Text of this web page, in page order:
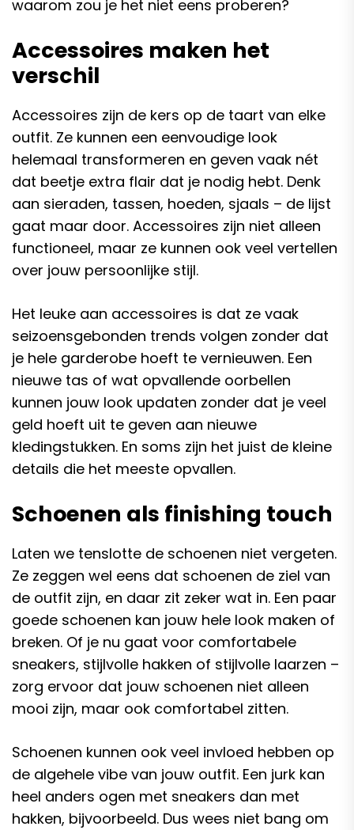
waarom zou je het niet eens proberen?
Accessoires maken het
verschil
Accessoires zijn de kers op de taart van elke
outfit. Ze kunnen een eenvoudige look
helemaal transformeren en geven vaak nét
dat beetje extra flair dat je nodig hebt. Denk
aan sieraden, tassen, hoeden, sjaals – de lijst
gaat maar door. Accessoires zijn niet alleen
functioneel, maar ze kunnen ook veel vertellen
over jouw persoonlijke stijl.
Het leuke aan accessoires is dat ze vaak
seizoensgebonden trends volgen zonder dat
je hele garderobe hoeft te vernieuwen. Een
nieuwe tas of wat opvallende oorbellen
kunnen jouw look updaten zonder dat je veel
geld hoeft uit te geven aan nieuwe
kledingstukken. En soms zijn het juist de kleine
details die het meeste opvallen.
Schoenen als finishing touch
Laten we tenslotte de schoenen niet vergeten.
Ze zeggen wel eens dat schoenen de ziel van
de outfit zijn, en daar zit zeker wat in. Een paar
goede schoenen kan jouw hele look maken of
breken. Of je nu gaat voor comfortabele
sneakers, stijlvolle hakken of stijlvolle laarzen –
zorg ervoor dat jouw schoenen niet alleen
mooi zijn, maar ook comfortabel zitten.
Schoenen kunnen ook veel invloed hebben op
de algehele vibe van jouw outfit. Een jurk kan
heel anders ogen met sneakers dan met
hakken, bijvoorbeeld. Dus wees niet bang om